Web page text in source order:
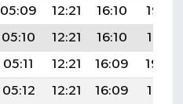
05:09 12:21 16:10
19:22
05:10 12:21 16:10
19:21
05:11 12:21 16:09
19:20
05:12 12:21 16:09
19:19